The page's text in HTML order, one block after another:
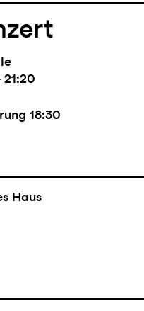
21:20
18:30
Haus